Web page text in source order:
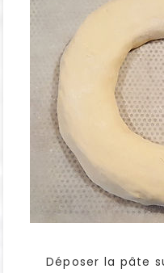
Déposer la pâte